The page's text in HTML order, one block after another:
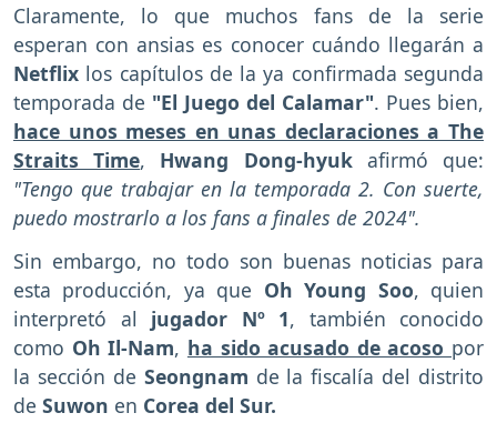
Claramente, lo que muchos fans de la serie
esperan con ansias es conocer cuándo llegarán a
Netflix los capítulos de la ya confirmada segunda
temporada de "El Juego del Calamar". Pues bien,
hace unos meses en unas declaraciones a The
Straits Time, Hwang Dong-hyuk afirmó que:
"Tengo que trabajar en la temporada 2. Con suerte,
puedo mostrarlo a los fans a finales de 2024".
Sin embargo, no todo son buenas noticias para
esta producción, ya que Oh Young Soo, quien
interpretó al jugador Nº 1, también conocido
como Oh Il-Nam, ha sido acusado de acoso por
la sección de Seongnam de la fiscalía del distrito
de Suwon en Corea del Sur.